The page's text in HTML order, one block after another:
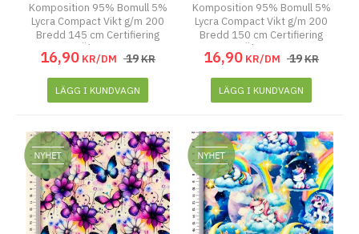
Komposition 95% Bomull 5%
Lycra Compact Vikt g/m 200
Bredd 145 cm Certifiering
Ökotex
16,90 KR/DM 19KR
LÄGG I KUNDVAGN
Komposition 95% Bomull 5%
Lycra Compact Vikt g/m 200
Bredd 150 cm Certifiering
Ökotex
16,90 KR/DM 19KR
LÄGG I KUNDVAGN